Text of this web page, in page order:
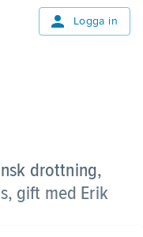
Logga in
drottning,
gift med Erik